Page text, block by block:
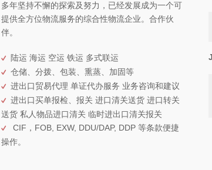
多年坚持不懈的探索及努力，已经发展成为一个可
提供全方位物流服务的综合性物流企业。合作伙
伴。
陆运 海运 空运 铁运 多式联运
仓储、分拨、包装、熏蒸、加固等
进出口贸易代理 单证代办服务 业务咨询和建议
进出口买单报检、报关 进口清关送货 进口转关
送货 私人物品进口清关 临时进出口清关报关
CIF，FOB, EXW, DDU/DAP, DDP 等条款便捷
操作。